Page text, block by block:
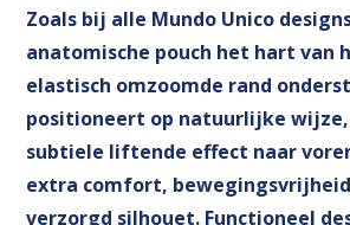
Zoals bij alle Mundo Unico
anatomische pouch het hart van
elastisch omzoomde rand
positioneert op natuurlijke
subtiele liftende effect naar
extra comfort,
verzorgd silhouet. Functioneel